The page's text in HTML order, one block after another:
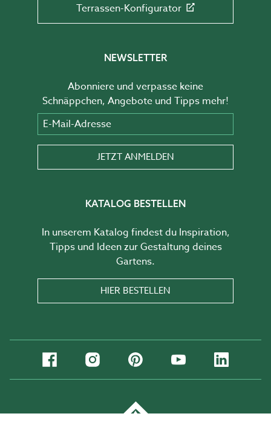
Terrassen-Konfigurator
NEWSLETTER
Abonniere und verpasse keine
Schnäppchen, Angebote und Tipps mehr!
E-Mail-Adresse
JETZT ANMELDEN
KATALOG BESTELLEN
In unserem Katalog findest du Inspiration,
Tipps und Ideen zur Gestaltung deines
Gartens.
HIER BESTELLEN